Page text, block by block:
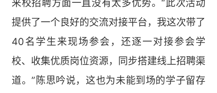
来校招聘方面一直没有太多优势。“此次活动
提供了一个良好的交流对接平台，我这次带了
40名学生来现场参会，还逐一对接参会学
校、收集优质岗位资源，同步搭建线上招聘渠
道。”陈思吟说，这也为未能到场的学子留存